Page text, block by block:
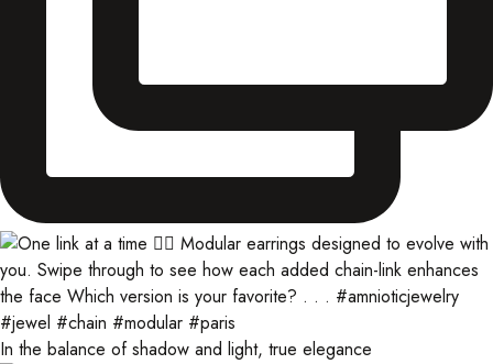
In the balance of shadow and light, true elegance